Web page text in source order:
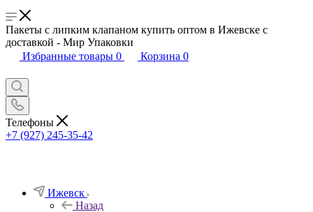
Пакеты с липким клапаном купить оптом в Ижевске с
доставкой - Мир Упаковки
Избранные товары 0 Корзина 0
Телефоны
+7 (927) 245-35-42
Ижевск
Назад